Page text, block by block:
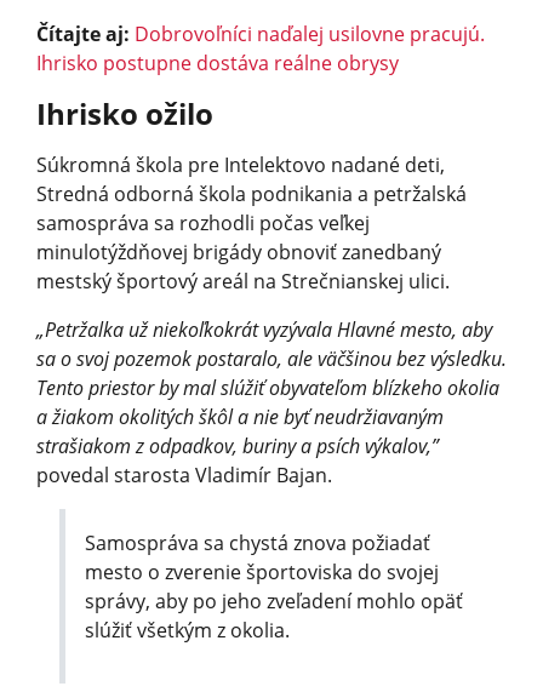
Čítajte aj: Dobrovoľníci naďalej usilovne pracujú.
Ihrisko postupne dostáva reálne obrysy
Ihrisko ožilo
Súkromná škola pre Intelektovo nadané deti,
Stredná odborná škola podnikania a petržalská
samospráva sa rozhodli počas veľkej
minulotýždňovej brigády obnoviť zanedbaný
mestský športový areál na Strečnianskej u­lici.
„Petržalka už niekoľkokrát vyzývala Hlavné mesto, aby
sa o svoj pozemok postaralo, ale väčšinou bez výsledku.
Tento priestor by mal slúžiť obyvateľom blízkeho okolia
a žiakom okolitých škôl a nie byť neudržiavaným
strašiakom z odpadkov, buriny a psích výkalov,”
povedal starosta Vladimír Bajan.
Samospráva sa chystá znova požiadať
mesto o zverenie športoviska do svojej
správy, aby po jeho zveľadení mohlo opäť
slúžiť všetkým z okolia.